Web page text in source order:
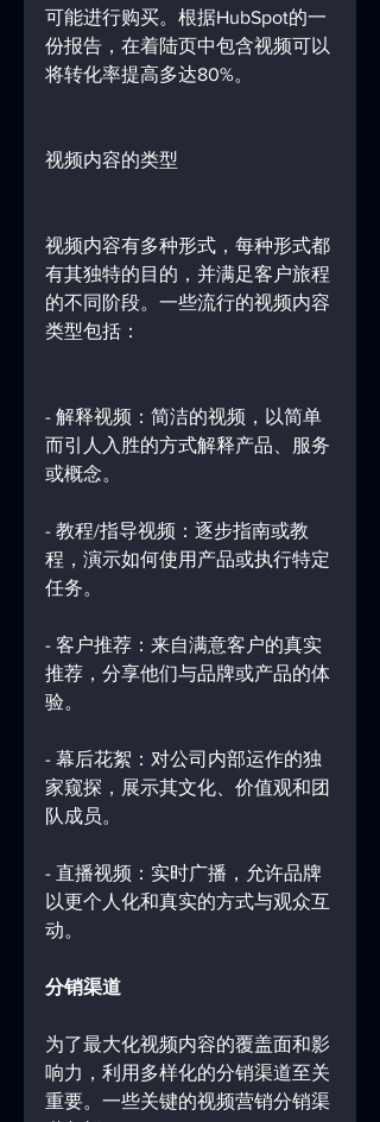
可能进行购买。根据HubSpot的一
份报告，在着陆页中包含视频可以
将转化率提高多达80%。
视频内容的类型
视频内容有多种形式，每种形式都
有其独特的目的，并满足客户旅程
的不同阶段。一些流行的视频内容
类型包括：
- 解释视频：简洁的视频，以简单
而引人入胜的方式解释产品、服务
或概念。
- 教程/指导视频：逐步指南或教
程，演示如何使用产品或执行特定
任务。
- 客户推荐：来自满意客户的真实
推荐，分享他们与品牌或产品的体
验。
- 幕后花絮：对公司内部运作的独
家窥探，展示其文化、价值观和团
队成员。
- 直播视频：实时广播，允许品牌
以更个人化和真实的方式与观众互
动。
分销渠道
为了最大化视频内容的覆盖面和影
响力，利用多样化的分销渠道至关
重要。一些关键的视频营销分销渠